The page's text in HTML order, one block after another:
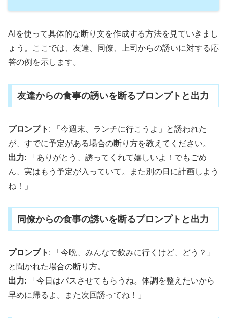
AIを使って具体的な断り文を作成する方法を見ていきまし
ょう。ここでは、友達、同僚、上司からの誘いに対する応
答の例を示します。
友達からの食事の誘いを断るプロンプトと出力
プロンプト : 「今週末、ランチに行こうよ」と誘われた
が、すでに予定がある場合の断り方を教えてください。
出力: 「ありがとう、誘ってくれて嬉しいよ！でもごめ
ん、実はもう予定が入っていて。また別の日に計画しよう
ね！」
同僚からの食事の誘いを断るプロンプトと出力
プロンプト : 「今晩、みんなで飲みに行くけど、どう？」
と聞かれた場合の断り方。
出力: 「今日はパスさせてもらうね。体調を整えたいから
早めに帰るよ。また次回誘ってね！」